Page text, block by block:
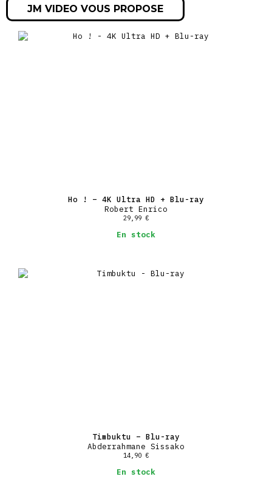
JM VIDEO VOUS PROPOSE
Ho ! – 4K Ultra HD + Blu-ray
Robert Enrico
29,99 €
En stock
Timbuktu – Blu-ray
Abderrahmane Sissako
14,90 €
En stock